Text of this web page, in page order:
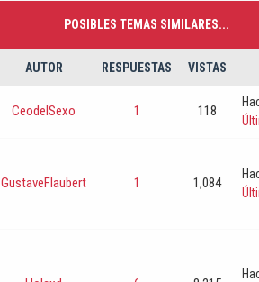
POSIBLES TEMAS SIMILARES...
AUTOR RESPUESTAS VISTAS
CeodelSexo 1 118
GustaveFlaubert 1 1,084